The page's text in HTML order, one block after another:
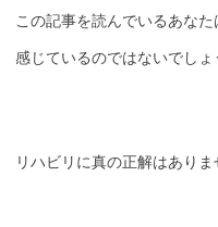
この記事を読んでいるあな
感じているのではないでしょ
リハビリに真の正解はありま